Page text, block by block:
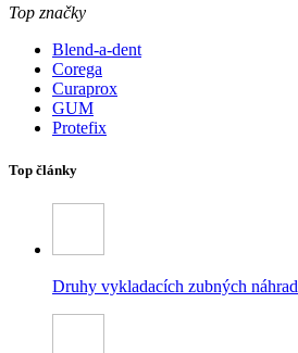
Top značky
Blend-a-dent
Corega
Curaprox
GUM
Protefix
Top články
Druhy vykladacích zubných náhrad